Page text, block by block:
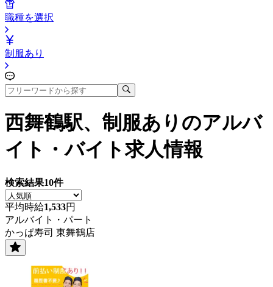
職種を選択
制服あり
西舞鶴駅、制服あり のアルバ
イト・バイト求人情報
検索結果10件
平均時給1,533円
アルバイト・パート
かっぱ寿司 東舞鶴店